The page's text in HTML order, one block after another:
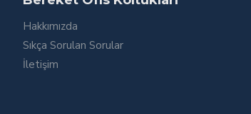
Hakkımızda
Sıkça Sorulan Sorular
İletişim